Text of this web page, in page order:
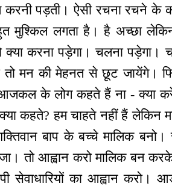
पड़ती। ऐसी रचना रचने के
मुश्किल लगता है। है अच्छा
क्या करना पड़ेगा। चलना
मन की मेहनत से छूट जायेंगे।
के लोग कहते हैं ना - क्या करें
कहते? हम चाहते नहीं हैं लेकिन
बाप के बच्चे मालिक
तो आह्वान करो मालिक बन
सेवाधारियों का आह्वान करो।